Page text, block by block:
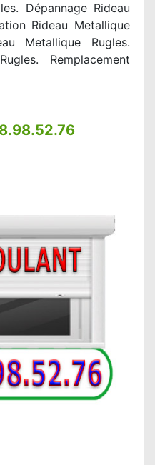
Dépannage Rideau
Rideau Metallique
Metallique Rugles.
Remplacement